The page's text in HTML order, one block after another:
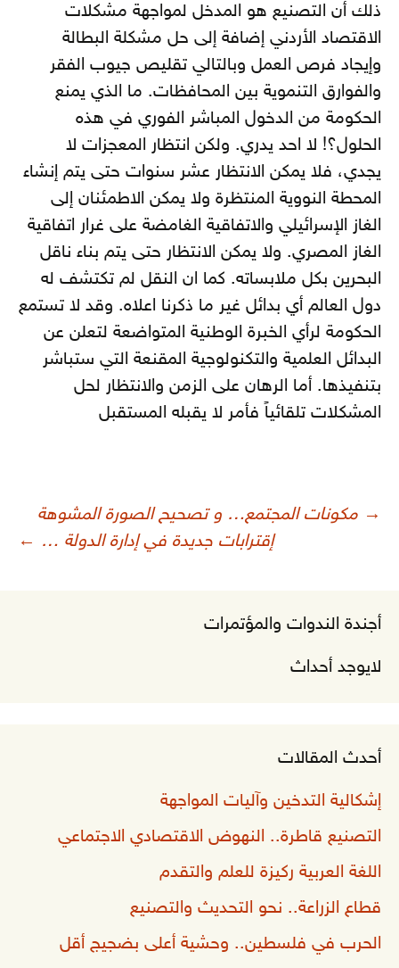
ذلك أن التصنيع هو المدخل لمواجهة مشكلات
الاقتصاد الأردني إضافة إلى حل مشكلة البطالة
وإيجاد فرص العمل وبالتالي تقليص جيوب الفقر
والفوارق التنموية بين المحافظات. ما الذي يمنع
الحكومة من الدخول المباشر الفوري في هذه
الحلول؟! لا احد يدري. ولكن انتظار المعجزات لا
يجدي، فلا يمكن الانتظار عشر سنوات حتى يتم إنشاء
المحطة النووية المنتظرة ولا يمكن الاطمئنان إلى
الغاز الإسرائيلي والاتفاقية الغامضة على غرار اتفاقية
الغاز المصري. ولا يمكن الانتظار حتى يتم بناء ناقل
البحرين بكل ملابساته. كما ان النقل لم تكتشف له
دول العالم أي بدائل غير ما ذكرنا اعلاه. وقد لا تستمع
الحكومة لرأي الخبرة الوطنية المتواضعة لتعلن عن
البدائل العلمية والتكنولوجية المقنعة التي ستباشر
بتنفيذها. أما الرهان على الزمن والانتظار لحل
المشكلات تلقائياً فأمر لا يقبله المستقبل
تصفّح
→ مكونات المجتمع… و تصحيح الصورة المشوهة
إقترابات جديدة في إدارة الدولة … ←
أجندة الندوات والمؤتمرات
لايوجد أحداث
أحدث المقالات
إشكالية التدخين وآليات المواجهة
التصنيع قاطرة.. النهوض الاقتصادي الاجتماعي
اللغة العربية ركيزة للعلم والتقدم
قطاع الزراعة.. نحو التحديث والتصنيع
الحرب في فلسطين.. وحشية أعلى بضجيج أقل